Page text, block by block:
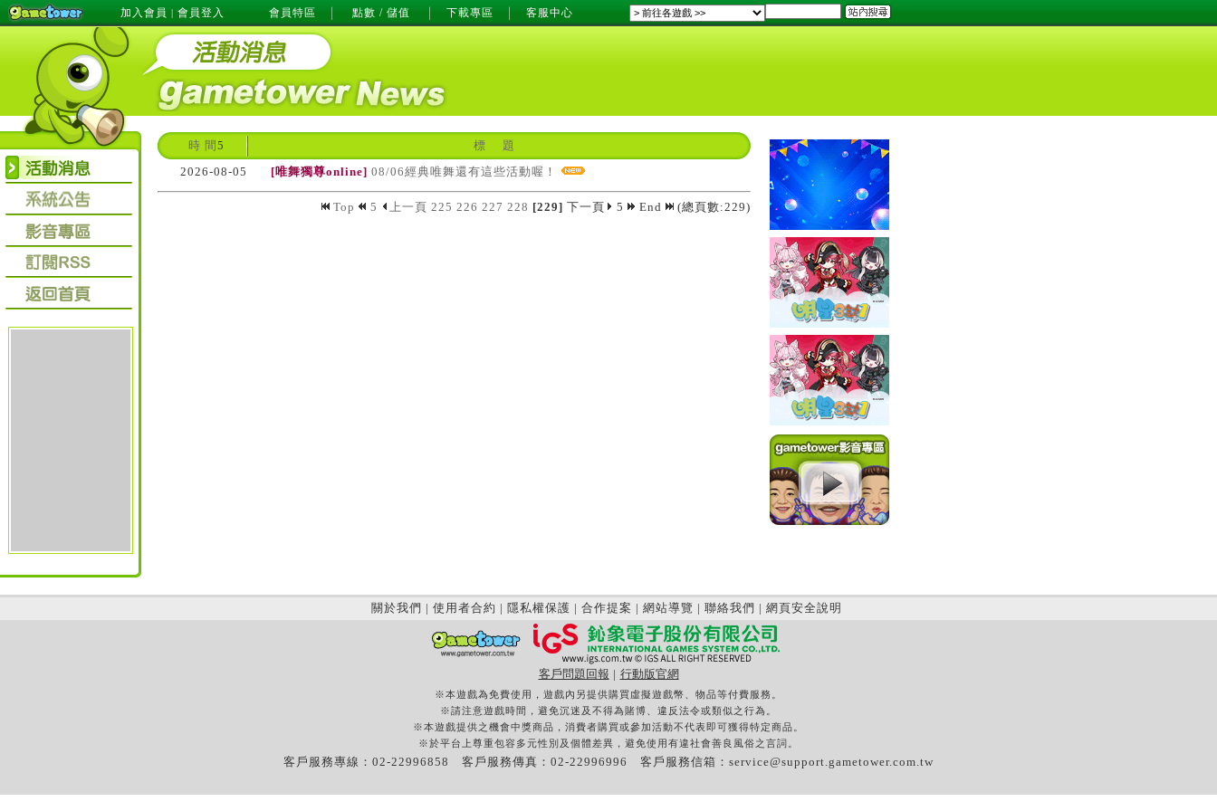
加入會員 | 會員登入 會員特區 點數 / 儲值 下載專區 客服中心
時 間 5
標 題
2026-08-05
[唯舞獨尊online] 08/06經典唯舞還有這些活動喔！
Top 5 上一頁 225 226 227 228 [229] 下一頁 5 End (總頁數:229)
關於我們 | 使用者合約 | 隱私權保護 | 合作提案 | 網站導覽 | 聯絡我們 | 網頁安全說明
客戶問題回報 | 行動版官網
※本遊戲為免費使用，遊戲內另提供購買虛擬遊戲幣、物品等付費服務。
※請注意遊戲時間，避免沉迷及不得為賭博、違反法令或類似之行為。
※本遊戲提供之機會中獎商品，消費者購買或參加活動不代表即可獲得特定商品。
※於平台上尊重包容多元性別及個體差異，避免使用有違社會善良風俗之言詞。
客戶服務專線：02-22996858 客戶服務傳真：02-22996996 客戶服務信箱： service@support.gametower.com.tw